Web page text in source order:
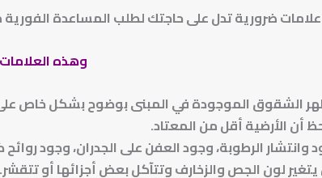
ضرورية تدل على حاجتك لطلب المساعدة
وهذه
الشقوق الموجودة في المبنى بوضوح بشكل خاص على
أن الأرضية أقل من المعتاد.
وانتشار الرطوبة، وجود العفن على الجدران، وجود
لون الجص والزخارف وتتآكل بعض أجزائها أو تتقشر.